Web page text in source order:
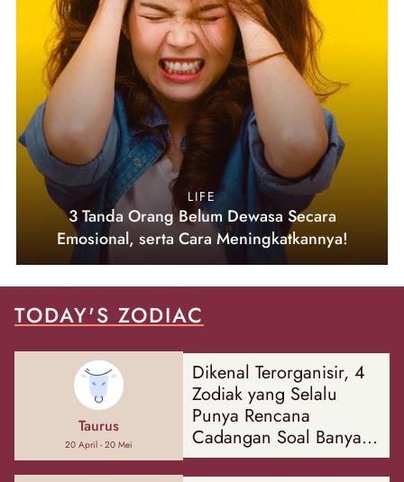
LIFE
3 Tanda Orang Belum Dewasa Secara
Emosional, serta Cara Meningkatkannya!
TODAY'S ZODIAC
Taurus
20 April - 20 Mei
Dikenal Terorganisir, 4
Zodiak yang Selalu
Punya Rencana
Cadangan Soal Banyak
Hal